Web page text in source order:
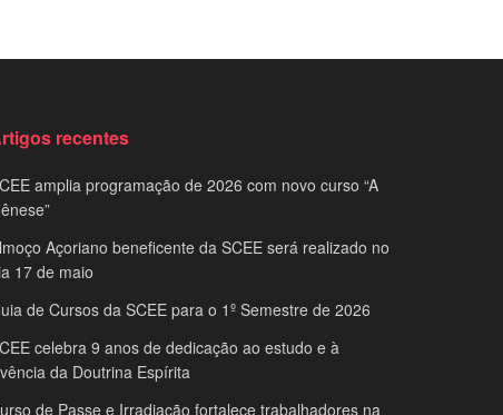
recentes
amplia programação de 2026 com novo curso “A
Açoriano beneficente da SCEE será realizado no
17 de maio
de Cursos da SCEE para o 1º Semestre de 2026
celebra 9 anos de dedicação ao estudo e à
da Doutrina Espírita
de Passe e Irradiação fortalece trabalhadores na